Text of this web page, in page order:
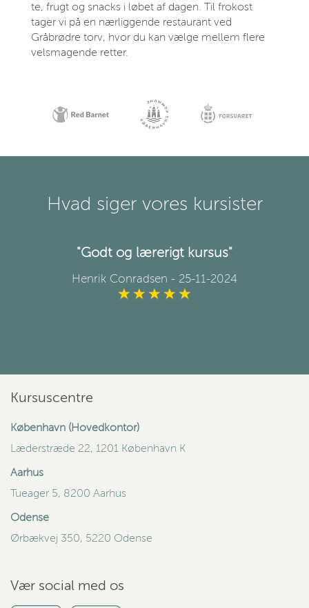
te, frugt og snacks i løbet af dagen. Til frokost
tager vi på en nærliggende restaurant ved
Gråbrødre torv, hvor du kan vælge mellem flere
velsmagende retter.
Hvad siger vores kursister
"Godt og lærerigt kursus"
Henrik Conradsen - 25-11-2024
Kursuscentre
København (Hovedkontor)
Læderstræde 22, 1201 København K
Aarhus
Tueager 5, 8200 Aarhus
Odense
Ørbækvej 350, 5220 Odense
Vær social med os